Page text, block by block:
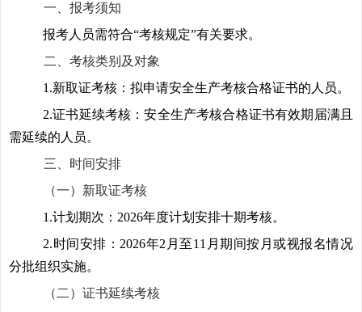
一、报考须知
报考人员需符合“考核规定”有关要求。
二、考核类别及对象
1.新取证考核：拟申请安全生产考核合格证书的人员。
2.证书延续考核：安全生产考核合格证书有效期届满且
需延续的人员。
三、时间安排
（一）新取证考核
1.计划期次：2026年度计划安排十期考核。
2.时间安排：2026年2月至11月期间按月或视报名情况
分批组织实施。
（二） 证书延续考核